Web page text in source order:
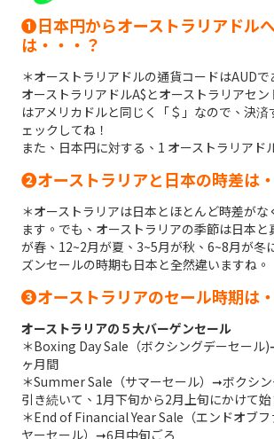
➊日本円からオーストラリアドル
は・・・？
＊オーストラリアドルの通貨コードはAUD
オーストラリアドルA$とオーストラリアセ
はアメリカドルと同じく「＄」なので、決済
ェックしてね！
また、日本円に対する、1 オーストラリアド
➋オーストラリアと日本の時差は
＊オーストラリアは日本とほとんど時差がな
ます。でも、オーストラリアの季節は日本と
が春、12~2月が夏、3~5月が秋、6~8月が冬
ズンセールの時期も日本と全然違いますね。
➌オーストラリアのセール時期は
オーストラリアの５大バーゲンセール
＊Boxing Day Sale（ボクシングデーセール
ヶ月間
＊Summer Sale（サマーセール）➞ボクシ
引き続いて、1月下旬から2月上旬にかけて始
＊End of Financial Year Sale（エンドオブ
ヤーセール）➞6月中旬ごろ